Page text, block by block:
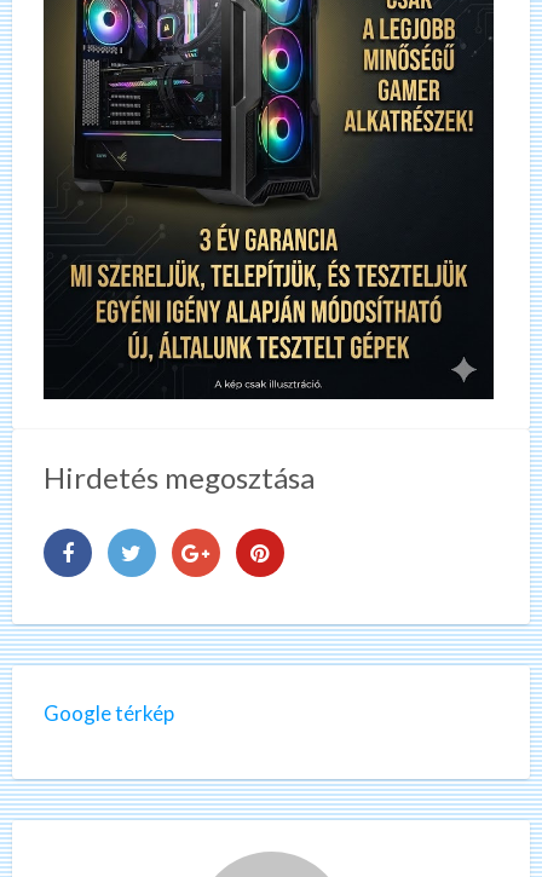
Hirdetés megosztása
Google térkép